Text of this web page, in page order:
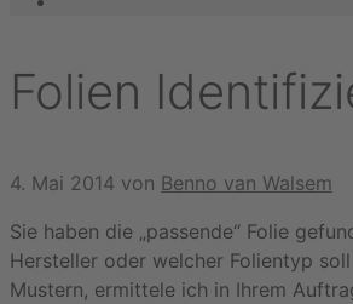
Folien
4. Mai 2014 von Benno van Walsem
Sie haben die „passende“ Folie
Hersteller oder welcher Folientyp
Mustern, ermittele ich in Ihrem